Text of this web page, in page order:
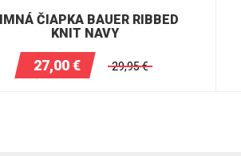
ČIAPKA BAUER RIBBED
KNIT NAVY
27,00€ 29,95€